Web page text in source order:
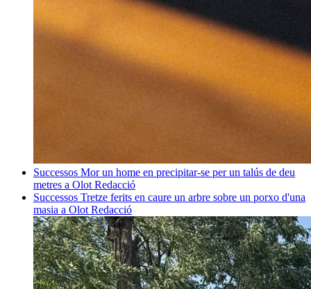
Successos Mor un home en precipitar-se per un talús de deu
metres a Olot Redacció
Successos Tretze ferits en caure un arbre sobre un porxo d'una
masia a Olot Redacció